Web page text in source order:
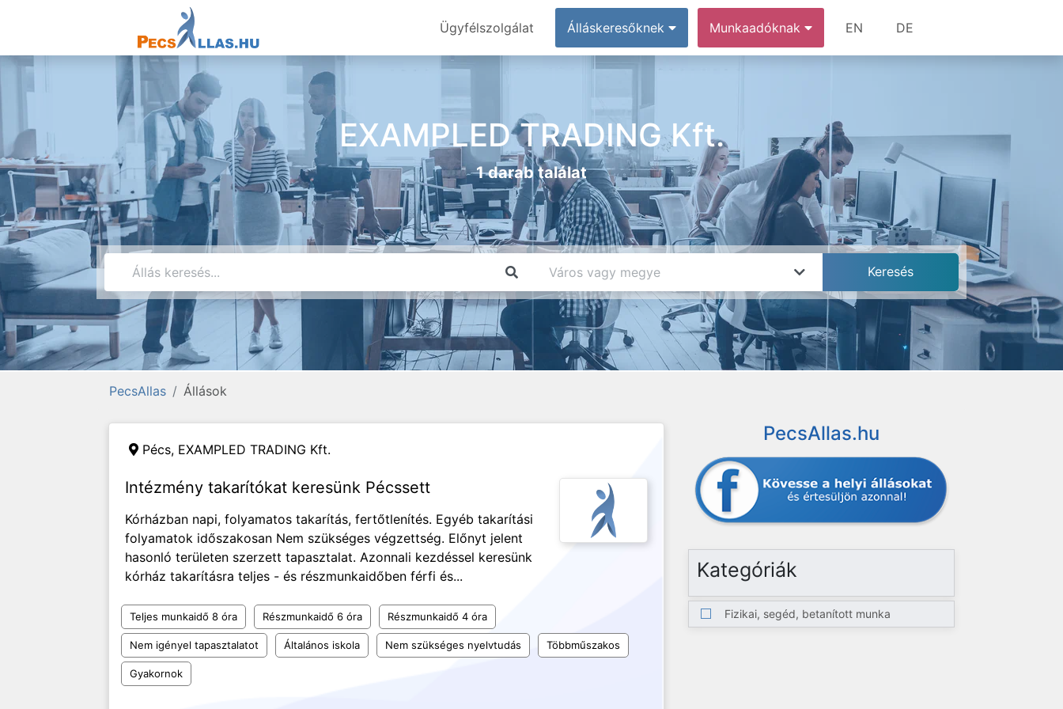
Ügyfélszolgálat Álláskeresőknek Munkaadóknak EN DE
EXAMPLED TRADING Kft.
1 darab találat
PecsAllas Állások
Pécs, EXAMPLED TRADING Kft.
Intézmény takarítókat keresünk Pécssett
Kórházban napi, folyamatos takarítás, fertőtlenítés. Egyéb takarítási
folyamatok időszakosan Nem szükséges végzettség. Előnyt jelent
hasonló területen szerzett tapasztalat. Azonnali kezdéssel keresünk
kórház takarításra teljes - és részmunkaidőben férfi és...
Teljes munkaidő 8 óra Részmunkaidő 6 óra Részmunkaidő 4 óra
Nem igényel tapasztalatot Általános iskola Nem szükséges nyelvtudás Többműszakos
Gyakornok
PecsAllas.hu
Kategóriák
Fizikai, segéd, betanított munka